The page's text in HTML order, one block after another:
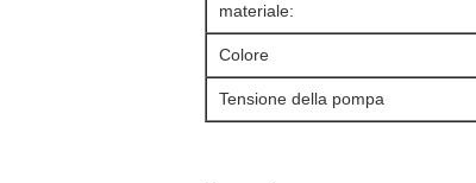
materiale:
Colore
Tensione della pompa